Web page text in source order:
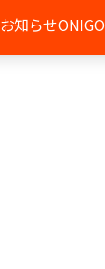
お知らせ